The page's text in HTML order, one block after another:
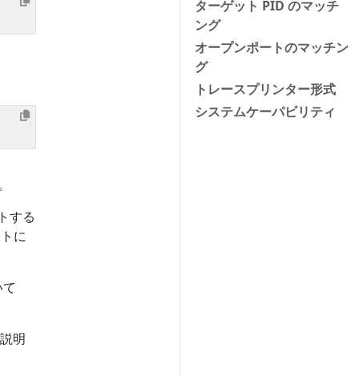
ターゲット PID のマッチ
ング
オープンポートのマッチン
グ
トレースプリンター形式
システムケーパビリティ
する
に
明